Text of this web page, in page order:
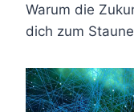
Warum die
dich zum